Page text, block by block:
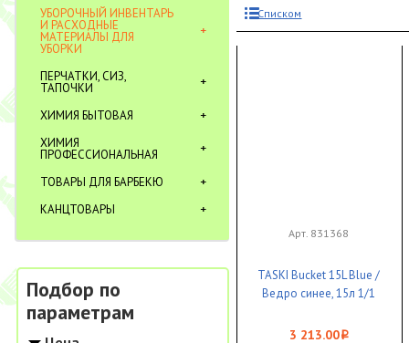
УБОРОЧНЫЙ ИНВЕНТАРЬ
И РАСХОДНЫЕ
МАТЕРИАЛЫ ДЛЯ
УБОРКИ
ПЕРЧАТКИ, СИЗ,
ТАПОЧКИ
ХИМИЯ БЫТОВАЯ
ХИМИЯ
ПРОФЕССИОНАЛЬНАЯ
ТОВАРЫ ДЛЯ БАРБЕКЮ
КАНЦТОВАРЫ
Подбор по
параметрам
Списком
Арт. 831368
TASKI Bucket 15L Blue /
Ведро синее, 15л 1/1
3 213.00i